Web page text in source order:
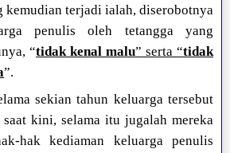
kemudian terjadi ialah, diserobotnya
penulis oleh tetangga yang
“tidak kenal malu” serta “tidak
”.
sekian tahun keluarga tersebut
kini, selama itu jugalah mereka
hak kediaman keluarga penulis